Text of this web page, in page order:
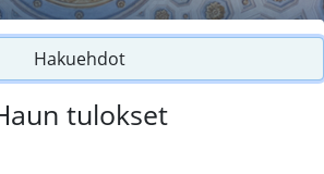
Hakuehdot
tulokset